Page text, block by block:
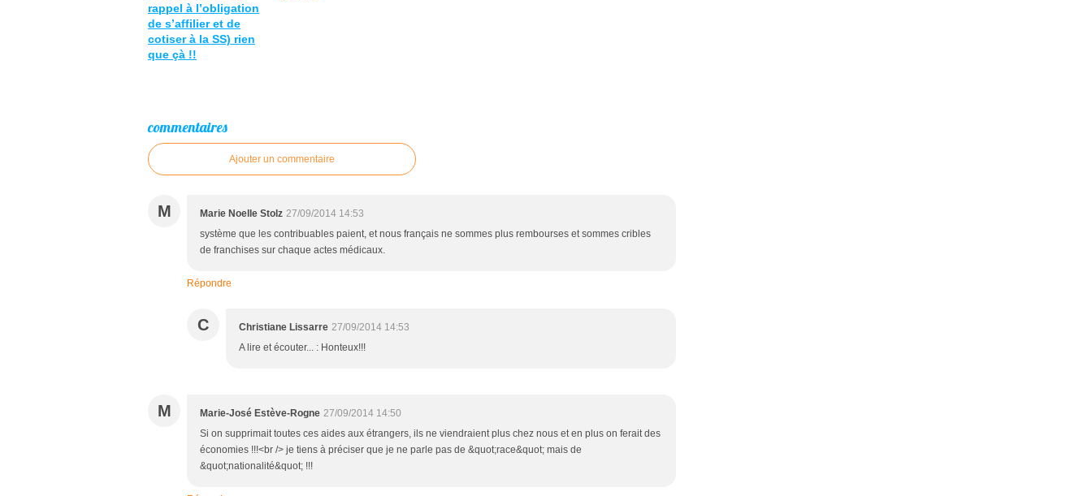
rappel à l’obligation
de s’affilier et de
cotiser à la SS) rien
que çà !!
commentaires
Ajouter un commentaire
M Marie Noelle Stolz 27/09/2014 14:53
système que les contribuables paient, et nous français ne sommes plus rembourses et sommes cribles
de franchises sur chaque actes médicaux.
Répondre
C Christiane Lissarre 27/09/2014 14:53
A lire et écouter... : Honteux!!!
M Marie-José Estève-Rogne 27/09/2014 14:50
Si on supprimait toutes ces aides aux étrangers, ils ne viendraient plus chez nous et en plus on ferait des
économies !!!<br /> je tiens à préciser que je ne parle pas de &quot;race&quot; mais de
&quot;nationalité&quot; !!!